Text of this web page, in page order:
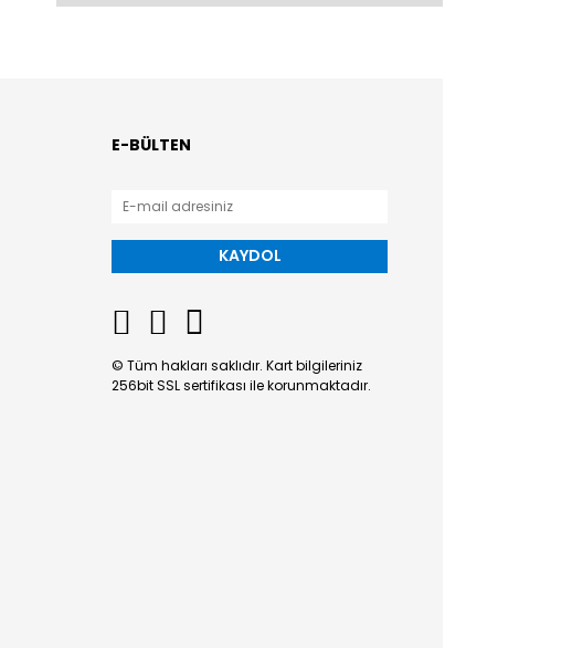
E-BÜLTEN
KAYDOL
© Tüm hakları saklıdır. Kart bilgileriniz
256bit SSL sertifikası ile korunmaktadır.